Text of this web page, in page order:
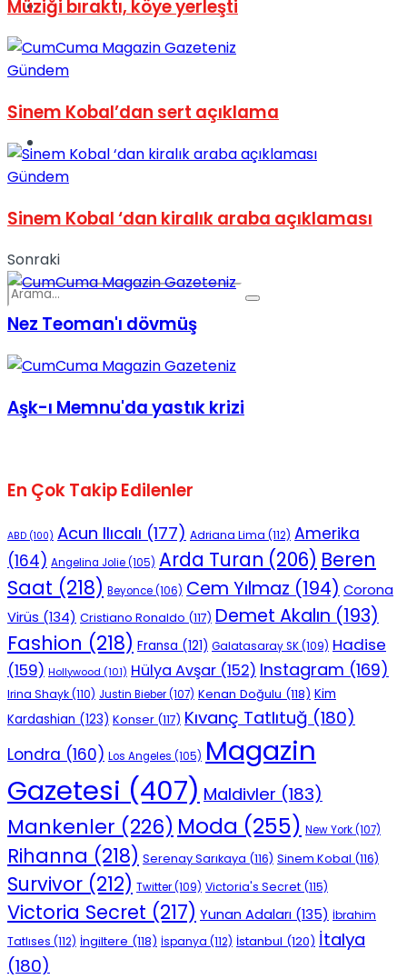
Spor
View All Result
Müziği bıraktı, köye yerleşti
Gündem
Sinem Kobal’dan sert açıklama
Gündem
Sinem Kobal ‘dan kiralık araba açıklaması
Sonraki
Nez Teoman'ı dövmüş
Aşk-ı Memnu'da yastık krizi
En Çok Takip Edilenler
ABD (100) Acun Ilıcalı (177) Adriana Lima (112) Amerika
(164) Angelina Jolie(105) Arda Turan (206) Beren
Saat (218) Beyonce(106) Cem Yılmaz (194) Corona
Virüs (134) Cristiano Ronaldo (117) Demet Akalın (193)
Fashion (218) Fransa (121) Galatasaray SK(109) Hadise
(159) Hollywood (101) Hülya Avşar (152) Instagram (169)
Irina Shayk(110) Justin Bieber(107) Kenan Doğulu (118) Kim
Kardashian (123) Konser (117) Kıvanç Tatlıtuğ (180)
Londra (160) Los Angeles (105) Magazin
Gazetesi (407) Maldivler (183)
Mankenler (226) Moda (255) New York(107)
Rihanna (218) Serenay Sarıkaya (116) Sinem Kobal (116)
Survivor (212) Twitter(109) Victoria's Secret (115)
Victoria Secret (217) Yunan Adaları (135) İbrahim
Tatlıses (112) İngiltere (118) İspanya (112) İstanbul (120) İtalya
(180)